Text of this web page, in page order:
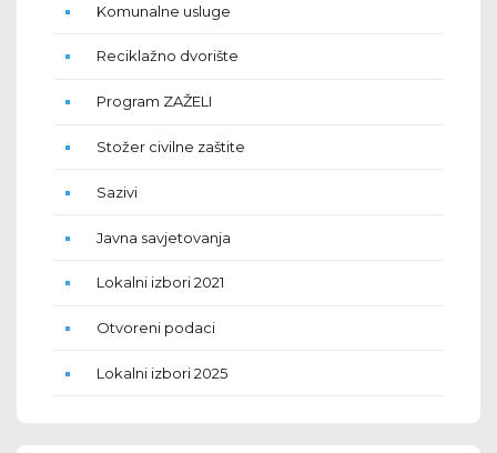
Komunalne usluge
Reciklažno dvorište
Program ZAŽELI
Stožer civilne zaštite
Sazivi
Javna savjetovanja
Lokalni izbori 2021
Otvoreni podaci
Lokalni izbori 2025